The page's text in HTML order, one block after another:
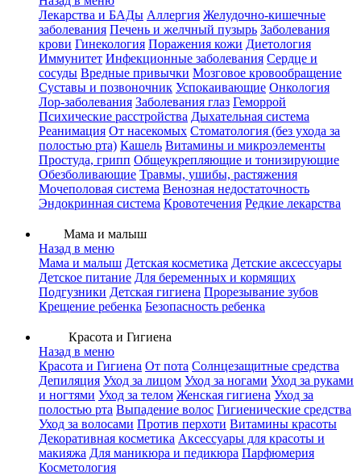
Лекарства и БАДы Аллергия Желудочно-кишечные
заболевания Печень и желчный пузырь Заболевания
крови Гинекология Поражения кожи Диетология
Иммунитет Инфекционные заболевания Сердце и
сосуды Вредные привычки Мозговое кровообращение
Суставы и позвоночник Успокаивающие Онкология
Лор-заболевания Заболевания глаз Геморрой
Психические расстройства Дыхательная система
Реанимация От насекомых Стоматология (без ухода за
полостью рта) Кашель Витамины и микроэлементы
Простуда, грипп Общеукрепляющие и тонизирующие
Обезболивающие Травмы, ушибы, растяжения
Мочеполовая система Венозная недостаточность
Эндокринная система Кровотечения Редкие лекарства
Мама и малыш
Назад в меню
Мама и малыш Детская косметика Детские аксессуары
Детское питание Для беременных и кормящих
Подгузники Детская гигиена Прорезывание зубов
Крещение ребенка Безопасность ребенка
Красота и Гигиена
Назад в меню
Красота и Гигиена От пота Солнцезащитные средства
Депиляция Уход за лицом Уход за ногами Уход за руками
и ногтями Уход за телом Женская гигиена Уход за
полостью рта Выпадение волос Гигиенические средства
Уход за волосами Против перхоти Витамины красоты
Декоративная косметика Аксессуары для красоты и
макияжа Для маникюра и педикюра Парфюмерия
Косметология